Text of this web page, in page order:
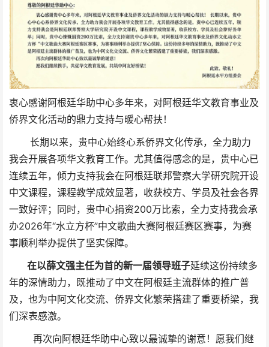
衷心感谢阿根廷华助中心多年来，对阿根廷华文教育事业及
侨界文化活动的鼎力支持与暖心帮扶！
长期以来，贵中心始终心系侨界文化传承，全力助力
我会开展各项华文教育工作。尤其值得感念的是，贵中心已
连续五年，倾力支持我会在阿根廷联邦警察大学研究院开设
中文课程，课程教学成效显著，收获校方、学员及社会各界
一致好评；同时，贵中心捐资200万比索，全力支持我会承
办2026年“水立方杯”中文歌曲大赛阿根廷赛区赛事，为赛
事顺利举办提供了坚实保障。
在以薛文强主任为首的新一届领导班子延续这份持续多
年的深情助力， 既推动了中文在阿根廷主流群体的推广普
及，也为中阿文化交流、侨界文化繁荣搭建了重要桥梁，我
们深表感激。
再次向阿根廷华助中心致以最诚挚的谢意！愿我们继